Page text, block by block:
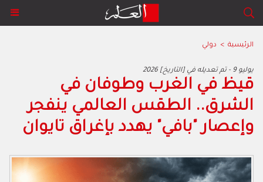
الرئيسية > دولي
2026 يوليو 9 - تم تعديله في [التاريخ]
قيظ في الغرب وطوفان في
الشرق.. الطقس العالمي ينفجر
وإعصار "بافي" يهدد بإغراق تايوان